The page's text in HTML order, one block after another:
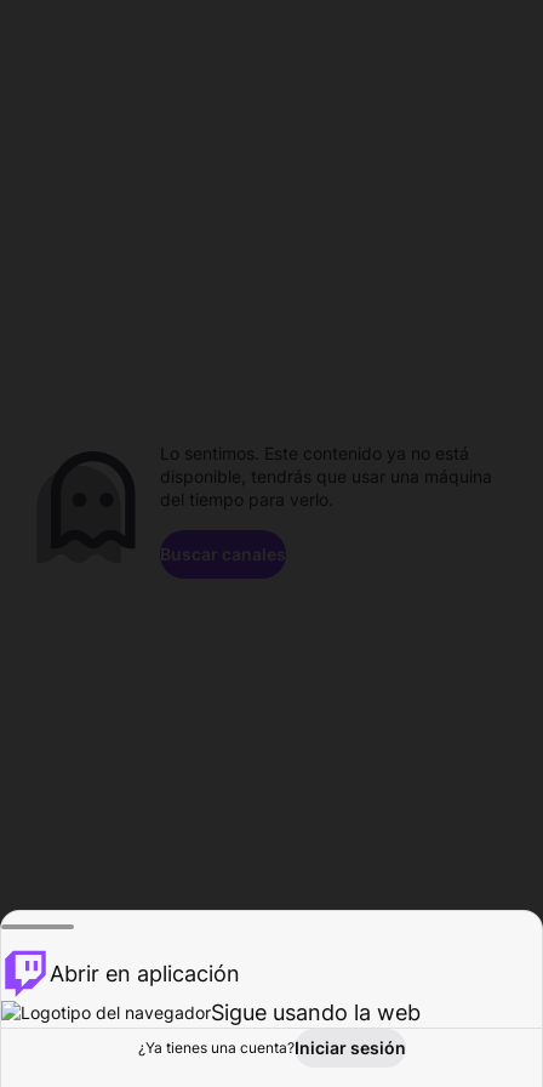
Explorar Actividad
Lo sentimos. Este contenido ya no está
disponible, tendrás que usar una máquina
del tiempo para verlo.
Buscar canales
Abrir en aplicación
Sigue usando la web
¿Ya tienes una cuenta?Iniciar sesión